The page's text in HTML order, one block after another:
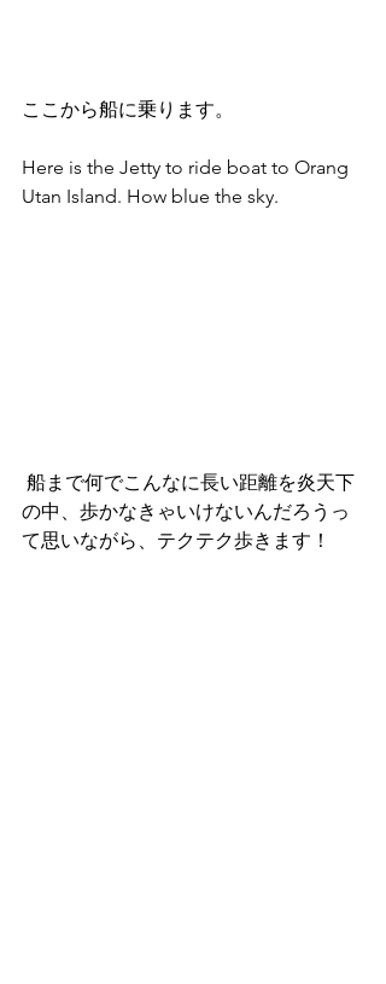
ここから船に乗ります。
Here is the Jetty to ride boat to Orang
Utan Island. How blue the sky.
の中、歩かなきゃいけないんだろうっ
て思いながら、テクテク歩きます！